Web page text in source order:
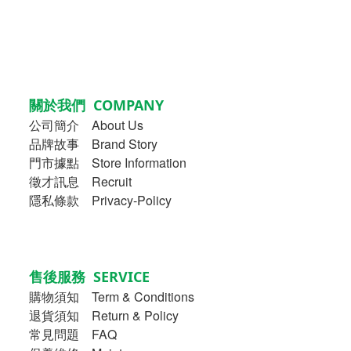
關於我們 COMPANY
公司簡介
About Us
品牌故事
Brand Story
門市據點 Store Information
徵才訊息 Recruit
隱私條款 Privacy-Policy
售後服務 SERVICE
購物須知
Term & Conditions
退貨須知 Return & Policy
常見問題 FAQ